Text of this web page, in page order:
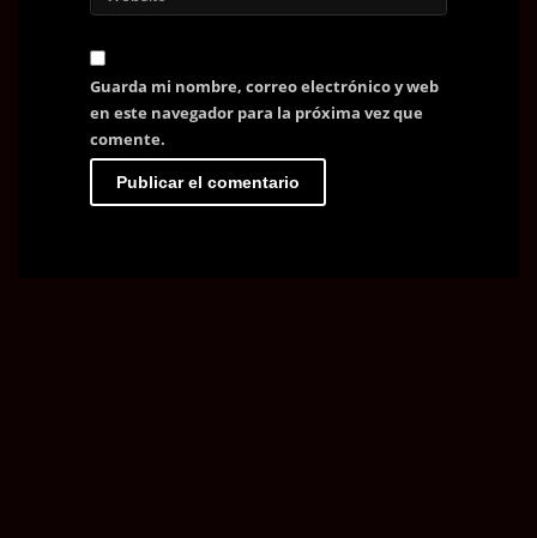
Guarda mi nombre, correo electrónico y web
en este navegador para la próxima vez que
comente.